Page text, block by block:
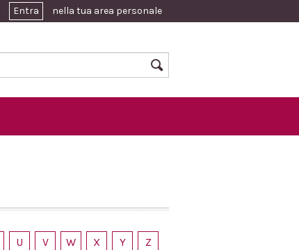
Entra nella tua area personale
U V W X Y Z